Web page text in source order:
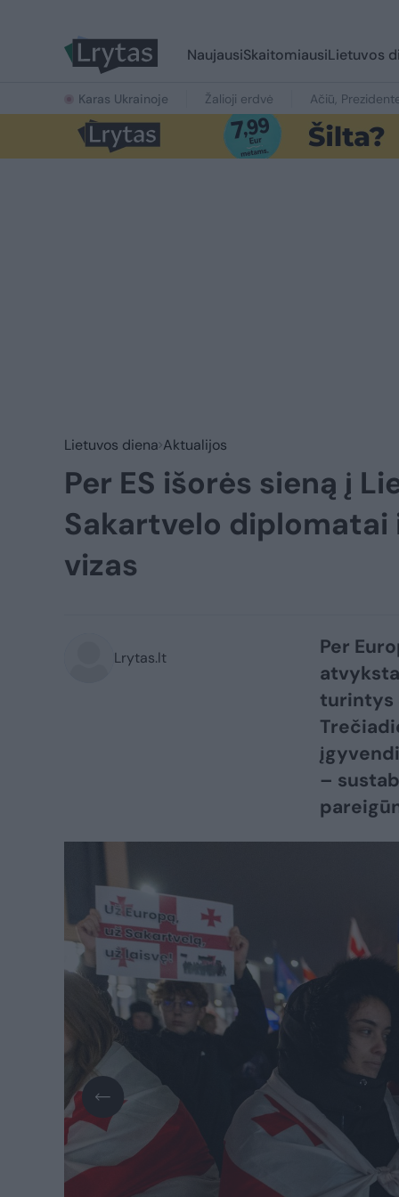
NaujausiSkaitomiausiLietuvos
Karas Ukrainoje Žalioji erdvė Ačiū,
Lietuvos diena Aktualijos
Per ES išorės sieną į
Sakartvelo
vizas
Lrytas.lt
Per
turintys
–